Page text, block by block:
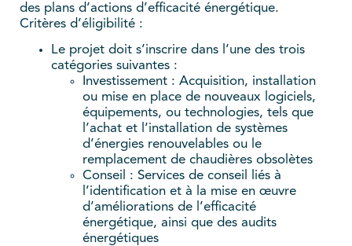
des plans d’actions d’efficacité énergétique.
Critères d’éligibilité :
Le projet doit s’inscrire dans l’une des trois
catégories suivantes :
Investissement : Acquisition, installation
ou mise en place de nouveaux logiciels,
équipements, ou technologies, tels que
l’achat et l’installation de systèmes
d’énergies renouvelables ou le
remplacement de chaudières obsolètes
Conseil : Services de conseil liés à
l’identification et à la mise en œuvre
d’améliorations de l’efficacité
énergétique, ainsi que des audits
énergétiques